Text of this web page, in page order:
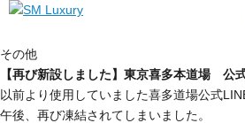
その他
【再び新設しました】東京喜多本道場 公
以前より使用していました喜多道場公式
午後、再び凍結されてしまいました。